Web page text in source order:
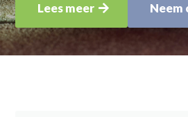
Lees meer Neem